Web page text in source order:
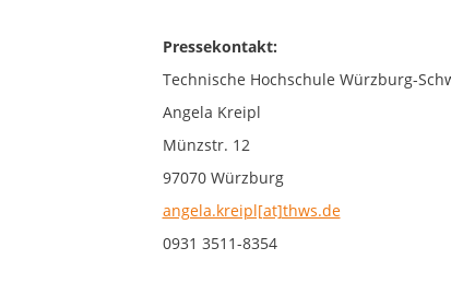
Pressekontakt:
Technische Hochschule Würzburg-
Angela Kreipl
Münzstr. 12
97070 Würzburg
angela.kreipl[at]thws.de
0931 3511-8354